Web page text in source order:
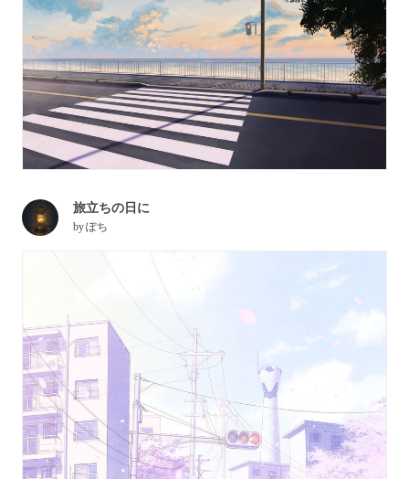
旅立ちの日に
byぽち